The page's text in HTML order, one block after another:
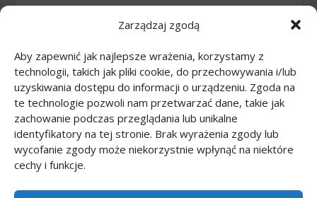
Zarządzaj zgodą
Aby zapewnić jak najlepsze wrażenia, korzystamy z
technologii, takich jak pliki cookie, do przechowywania i/lub
uzyskiwania dostępu do informacji o urządzeniu. Zgoda na
te technologie pozwoli nam przetwarzać dane, takie jak
zachowanie podczas przeglądania lub unikalne
identyfikatory na tej stronie. Brak wyrażenia zgody lub
wycofanie zgody może niekorzystnie wpłynąć na niektóre
cechy i funkcje.
Unisci i puntini: Lettere (6)
Unisci i puntini: Numerati(12)
Unisci i puntini: Pianeti (10)
Unisci i puntini: Professione(21)
Unisci i puntini: Sport